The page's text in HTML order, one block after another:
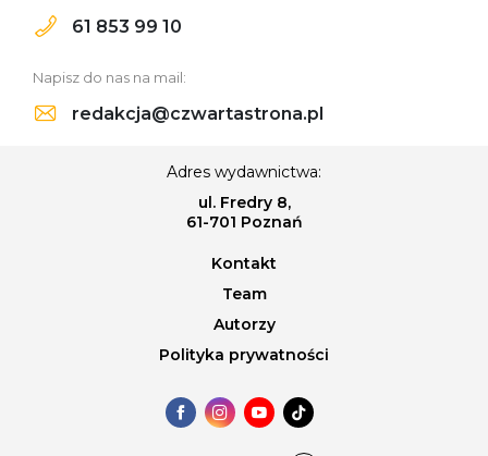
61 853 99 10
Napisz do nas na mail:
redakcja@czwartastrona.pl
Adres wydawnictwa:
ul. Fredry 8,
61-701 Poznań
Kontakt
Team
Autorzy
Polityka prywatności